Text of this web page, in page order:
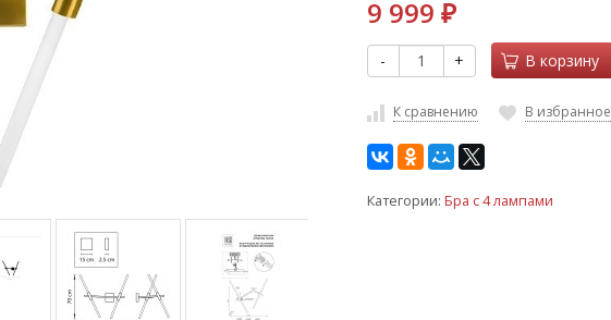
9 999 ₽
- + В корзину
К сравнению В избранное
Категории: Бра с 4 лампами